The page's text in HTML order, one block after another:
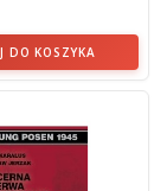
DO KOSZYKA